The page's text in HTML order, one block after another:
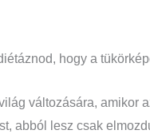
hogy a
változására, amikor
abból lesz csak